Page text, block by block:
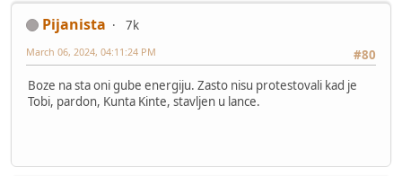
Pijanista
7k
#80
March 06, 2024, 04:11:24 PM
Boze na sta oni gube energiju. Zasto nisu protestovali kad je
Tobi, pardon, Kunta Kinte, stavljen u lance.